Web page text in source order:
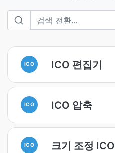
ICO ICO 편집기
ICO ICO 압축
ICO 크기 조정 ICO